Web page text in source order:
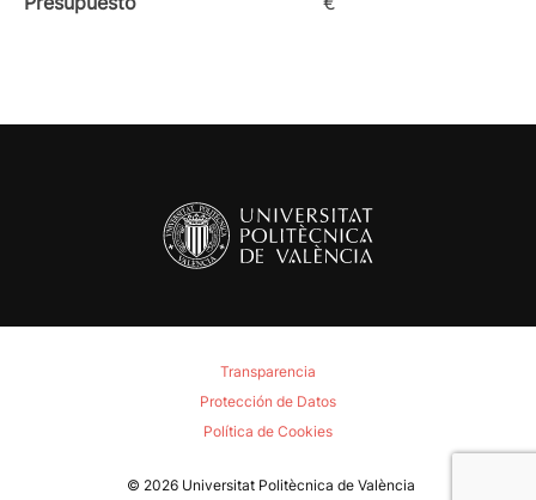
Transparencia
Protección de Datos
Política de Cookies
© 2026 Universitat Politècnica de València